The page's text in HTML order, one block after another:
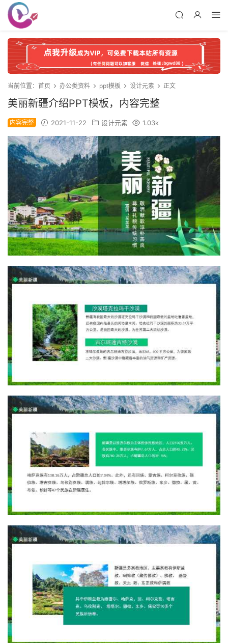
当前位置： 首页 办公类资料 ppt模板 设计元素 正文
美丽新疆介绍PPT模板，内容完整
内容完整 2021-11-22 设计元素 1.03k